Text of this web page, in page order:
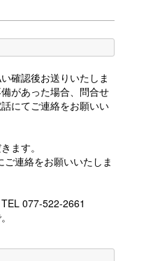
確認後お送りいたしま
があった場合、問合せ
にてご連絡をお願いい
ます。
連絡をお願いいたしま
TEL 077-522-2661